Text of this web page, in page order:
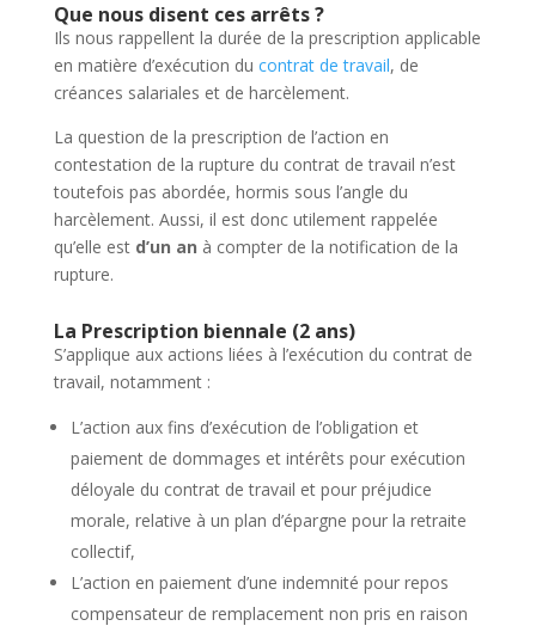
Que nous disent ces arrêts ?
Ils nous rappellent la durée de la prescription applicable
en matière d’exécution du contrat de travail, de
créances salariales et de harcèlement.
La question de la prescription de l’action en
contestation de la rupture du contrat de travail n’est
toutefois pas abordée, hormis sous l’angle du
harcèlement. Aussi, il est donc utilement rappelée
qu’elle est d’un an à compter de la notification de la
rupture.
La Prescription biennale (2 ans)
S’applique aux actions liées à l’exécution du contrat de
travail, notamment :
L’action aux fins d’exécution de l’obligation et
paiement de dommages et intérêts pour exécution
déloyale du contrat de travail et pour préjudice
morale, relative à un plan d’épargne pour la retraite
collectif,
L’action en paiement d’une indemnité pour repos
compensateur de remplacement non pris en raison